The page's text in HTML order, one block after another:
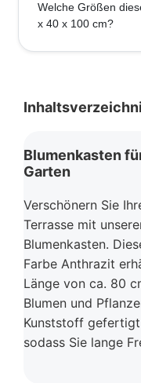
Welche Größen
x 40 x 100 cm?
Blumenkasten
Garten
Verschönern Sie
Terrasse mit
Blumenkasten.
Farbe Anthrazit
Länge von ca. 80
Blumen und
Kunststoff
sodass Sie lange